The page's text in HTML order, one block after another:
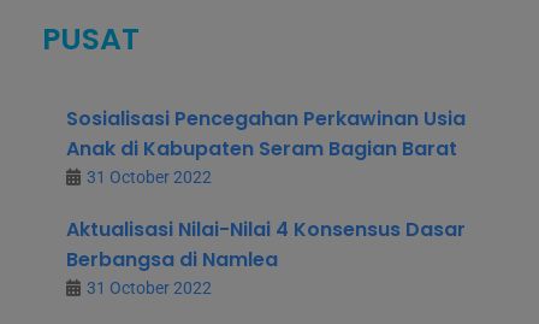
PUSAT
Sosialisasi Pencegahan Perkawinan Usia
Anak di Kabupaten Seram Bagian Barat
31 October 2022
Aktualisasi Nilai-Nilai 4 Konsensus Dasar
Berbangsa di Namlea
31 October 2022